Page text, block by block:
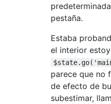
pestaña.
Estaba
el interior
parece que no
de efecto de
subestimar,